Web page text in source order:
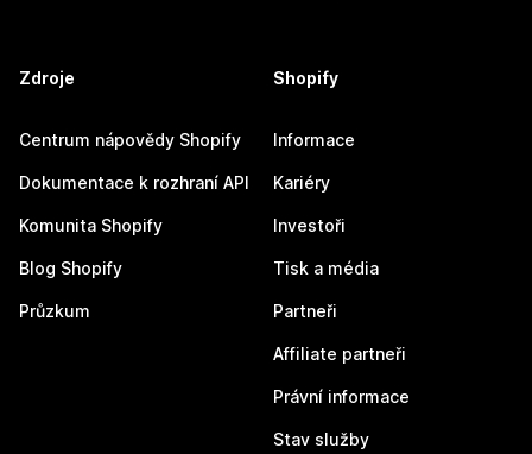
Zdroje
Centrum nápovědy Shopify
Dokumentace k rozhraní API
Komunita Shopify
Blog Shopify
Průzkum
Shopify
Informace
Kariéry
Investoři
Tisk a média
Partneři
Affiliate partneři
Právní informace
Stav služby